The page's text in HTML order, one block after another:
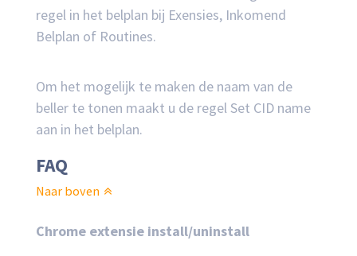
regel in het belplan bij Exensies, Inkomend
Belplan of Routines.
Om het mogelijk te maken de naam van de
beller te tonen maakt u de regel Set CID name
aan in het belplan.
FAQ
Naar boven
Chrome extensie install/uninstall